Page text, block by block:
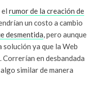
rumor de la creación de
un costo a cambio
desmentida , pero aunque
solución ya que la Web
Correrían en desbandada
similar de manera